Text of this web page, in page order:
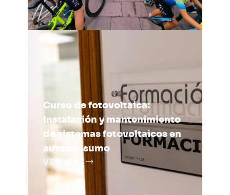
Curso de fotovoltaica:
Instalación y mantenimiento
de sistemas fotovoltaicos en
autoconsumo
VER MÁS